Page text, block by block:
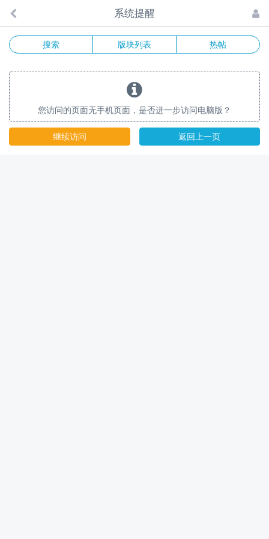
系统提醒
搜索 版块列表 热帖
您访问的页面无手机页面，是否进一步访问电脑版？
继续访问 返回上一页